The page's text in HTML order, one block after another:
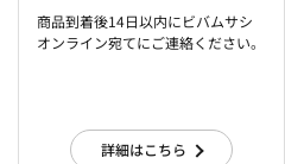
商品到着後14日以内にビバムサシ
オンライン宛てにご連絡ください。
詳細はこちら